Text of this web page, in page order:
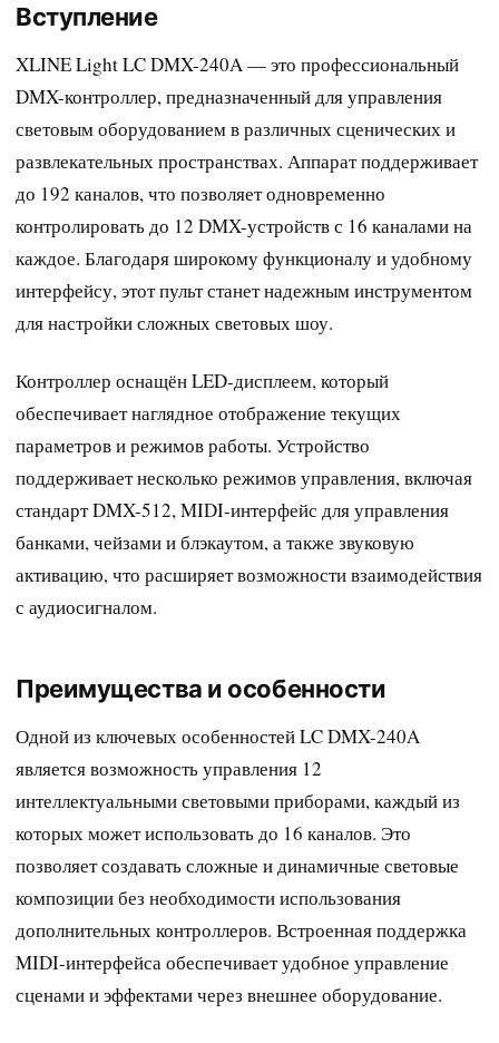
Вступление
XLINE Light LC DMX-240A — это профессиональный
DMX-контроллер, предназначенный для управления
световым оборудованием в различных сценических и
развлекательных пространствах. Аппарат поддерживает
до 192 каналов, что позволяет одновременно
контролировать до 12 DMX-устройств с 16 каналами на
каждое. Благодаря широкому функционалу и удобному
интерфейсу, этот пульт станет надежным инструментом
для настройки сложных световых шоу.
Контроллер оснащён LED-дисплеем, который
обеспечивает наглядное отображение текущих
параметров и режимов работы. Устройство
поддерживает несколько режимов управления, включая
стандарт DMX-512, MIDI-интерфейс для управления
банками, чейзами и блэкаутом, а также звуковую
активацию, что расширяет возможности взаимодействия
с аудиосигналом.
Преимущества и особенности
Одной из ключевых особенностей LC DMX-240A
является возможность управления 12
интеллектуальными световыми приборами, каждый из
которых может использовать до 16 каналов. Это
позволяет создавать сложные и динамичные световые
композиции без необходимости использования
дополнительных контроллеров. Встроенная поддержка
MIDI-интерфейса обеспечивает удобное управление
сценами и эффектами через внешнее оборудование.